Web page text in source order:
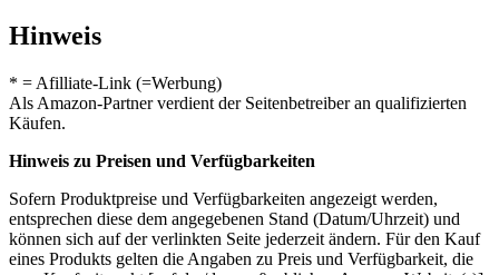
Hinweis
* = Afilliate-Link (=Werbung)
Als Amazon-Partner verdient der Seitenbetreiber an qualifizierten
Käufen.
Hinweis zu Preisen und Verfügbarkeiten
Sofern Produktpreise und Verfügbarkeiten angezeigt werden,
entsprechen diese dem angegebenen Stand (Datum/Uhrzeit) und
können sich auf der verlinkten Seite jederzeit ändern. Für den Kauf
eines Produkts gelten die Angaben zu Preis und Verfügbarkeit, die